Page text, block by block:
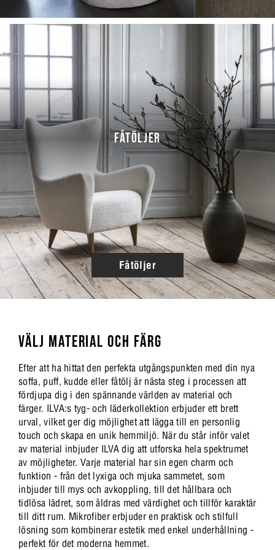
FÅTÖLJER
Fåtöljer
VÄLJ MATERIAL OCH FÄRG
Efter att ha hittat den perfekta utgångspunkten med din nya
soffa, puff, kudde eller fåtölj är nästa steg i processen att
fördjupa dig i den spännande världen av material och
färger. ILVA:s tyg- och läderkollektion erbjuder ett brett
urval, vilket ger dig möjlighet att lägga till en personlig
touch och skapa en unik hemmiljö. När du står inför valet
av material inbjuder ILVA dig att utforska hela spektrumet
av möjligheter. Varje material har sin egen charm och
funktion - från det lyxiga och mjuka sammetet, som
inbjuder till mys och avkoppling, till det hållbara och
tidlösa lädret, som åldras med värdighet och tillför karaktär
till ditt rum. Mikrofiber erbjuder en praktisk och stilfull
lösning som kombinerar estetik med enkel underhållning -
perfekt för det moderna hemmet.